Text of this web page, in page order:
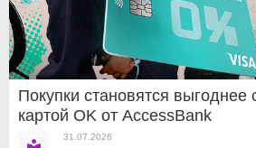
Покупки становятся выгоднее
картой OK от AccessBank
31.07.2026